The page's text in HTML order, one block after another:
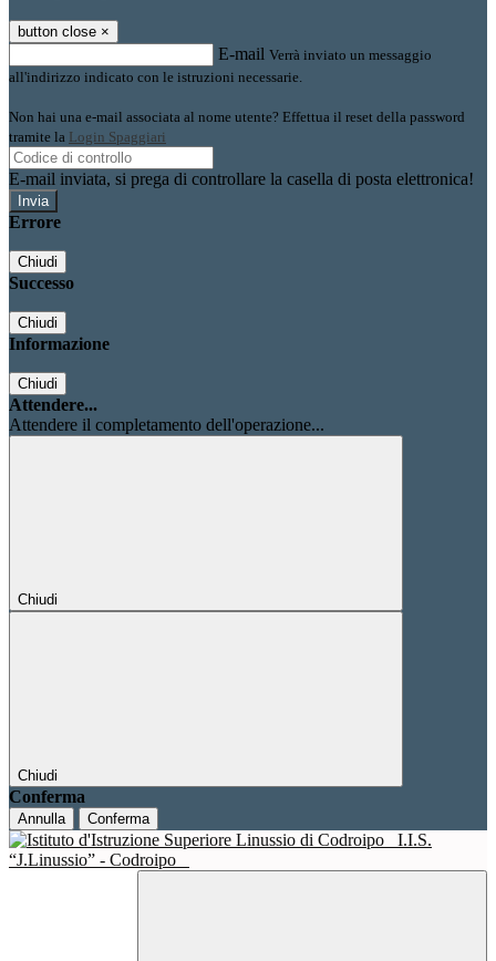
button close ×
E-mail Verrà inviato un messaggio
all'indirizzo indicato con le istruzioni necessarie.
Non hai una e-mail associata al nome utente? Effettua il reset della password
tramite la Login Spaggiari
E-mail inviata, si prega di controllare la casella di posta elettronica!
Errore
Chiudi
Successo
Chiudi
Informazione
Chiudi
Attendere...
Attendere il completamento dell'operazione...
Chiudi
Chiudi
Conferma
Annulla Conferma
I.I.S.
“J.Linussio” - Codroipo